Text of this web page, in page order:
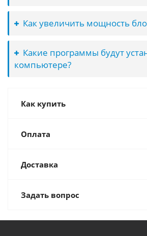
Как увеличить мощность
Какие программы будут
компьютере?
Как купить
Оплата
Доставка
Задать вопрос